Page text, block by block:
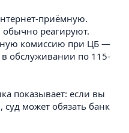
приёмную.
реагируют.
комиссию при ЦБ —
в обслуживании по 115-
показывает: если вы
может обязать банк